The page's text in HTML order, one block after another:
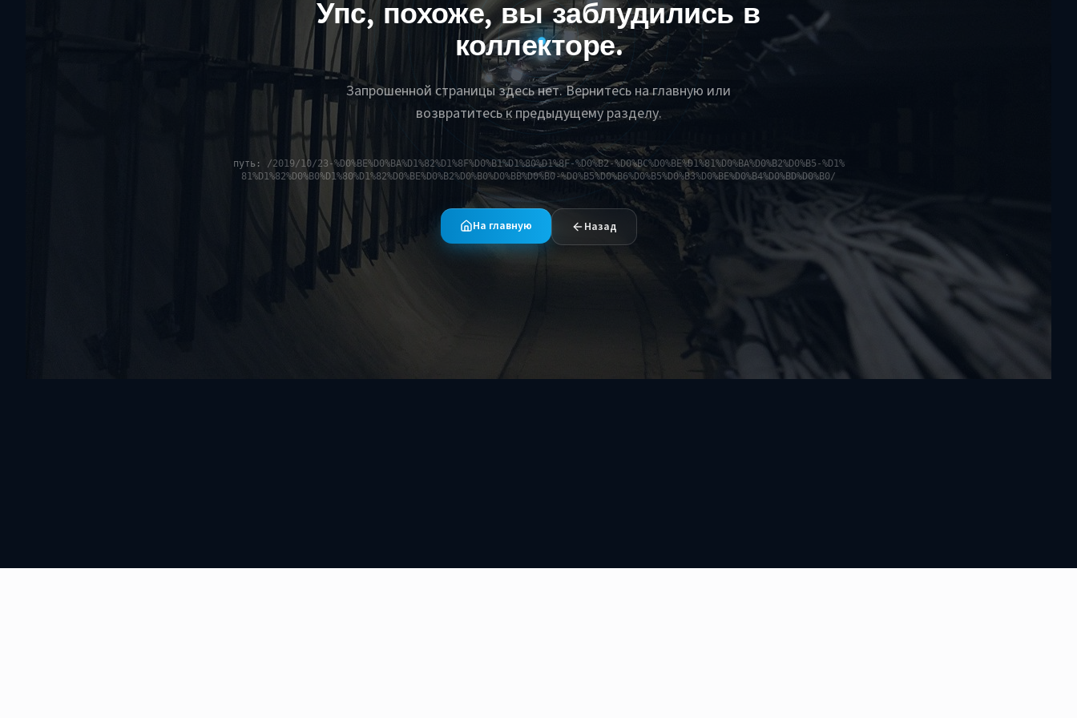
Упс, похоже, вы заблудились в
коллекторе.
Запрошенной страницы здесь нет. Вернитесь на главную или
возвратитесь к предыдущему разделу.
путь:
/2019/10/23-%D0%BE%D0%BA%D1%82%D1%8F%D0%B1%D1%80%D1%8F-%D0%B2-%D0%BC%D0%BE%D1%81%D0%BA%D0%B2%D0%B5-%D1%
81%D1%82%D0%B0%D1%80%D1%82%D0%BE%D0%B2%D0%B0%D0%BB%D0%B0-%D0%B5%D0%B6%D0%B5%D0%B3%D0%BE%D0%B4%D0%BD%D0%B0/
На главную Назад